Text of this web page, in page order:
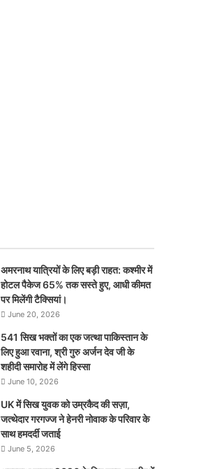
अमरनाथ यात्रियों के लिए बड़ी राहत: कश्मीर में
होटल पैकेज 65% तक सस्ते हुए, आधी कीमत
पर मिलेंगी टैक्सियां।
June 20, 2026
541 सिख भक्तों का एक जत्था पाकिस्तान के
लिए हुआ रवाना, श्री गुरु अर्जन देव जी के
शहीदी समारोह में लेंगे हिस्सा
June 10, 2026
UK में सिख युवक को उम्रकैद की सज़ा,
जत्थेदार गरगज्ज ने हेनरी नोवाक के परिवार के
साथ हमदर्दी जताई
June 5, 2026